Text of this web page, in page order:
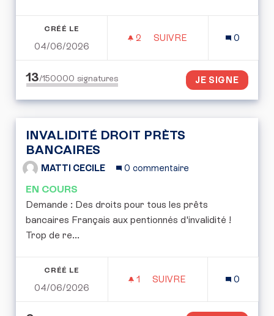
CRÉÉ LE
04/06/2026
2 2 ABONNÉS
SUIVRE
0
13/150000 signatures JE SIGNE
INVALIDITÉ DROIT PRÈTS
BANCAIRES
MATTI CECILE 0 commentaire
EN COURS
Demande : Des droits pour tous les prêts
bancaires Français aux pentionnés d'invalidité !
Trop de re...
CRÉÉ LE
04/06/2026
1 1 ABONNÉ
SUIVRE
0